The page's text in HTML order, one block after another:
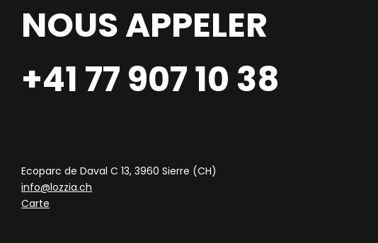
NOUS APPELER
+41 77 907 10 38
Ecoparc de Daval C 13, 3960 Sierre (CH)
info@lozzia.ch
Carte